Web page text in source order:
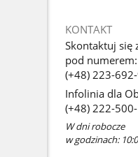
KONTAKT
Skontaktuj się
pod numerem:
(+48) 223-
Infolinia dla
(+48) 222-
W dni robocze
w godzinach: